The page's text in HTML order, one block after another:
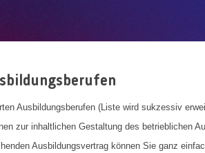
Ausbildungsberufen (Liste wird sukzessiv
zur inhaltlichen Gestaltung des betrieblichen
Ausbildungsvertrag können Sie ganz